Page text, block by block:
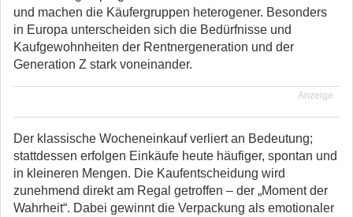
und machen die Käufergruppen heterogener. Besonders
in Europa unterscheiden sich die Bedürfnisse und
Kaufgewohnheiten der Rentnergeneration und der
Generation Z stark voneinander.
Anzeige
Der klassische Wocheneinkauf verliert an Bedeutung;
stattdessen erfolgen Einkäufe heute häufiger, spontan und
in kleineren Mengen. Die Kaufentscheidung wird
zunehmend direkt am Regal getroffen – der „Moment der
Wahrheit“. Dabei gewinnt die Verpackung als emotionaler